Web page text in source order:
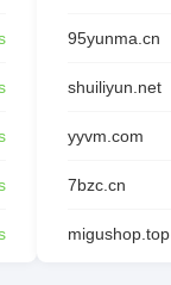
95yunma.cn
shuiliyun.net
yyvm.com
7bzc.cn
migushop.top